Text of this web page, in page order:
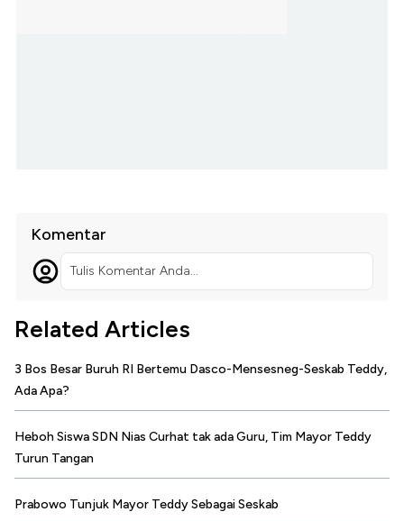
Komentar
Tulis Komentar Anda...
Related Articles
3 Bos Besar Buruh RI Bertemu Dasco-Mensesneg-Seskab Teddy,
Ada Apa?
Heboh Siswa SDN Nias Curhat tak ada Guru, Tim Mayor Teddy
Turun Tangan
Prabowo Tunjuk Mayor Teddy Sebagai Seskab